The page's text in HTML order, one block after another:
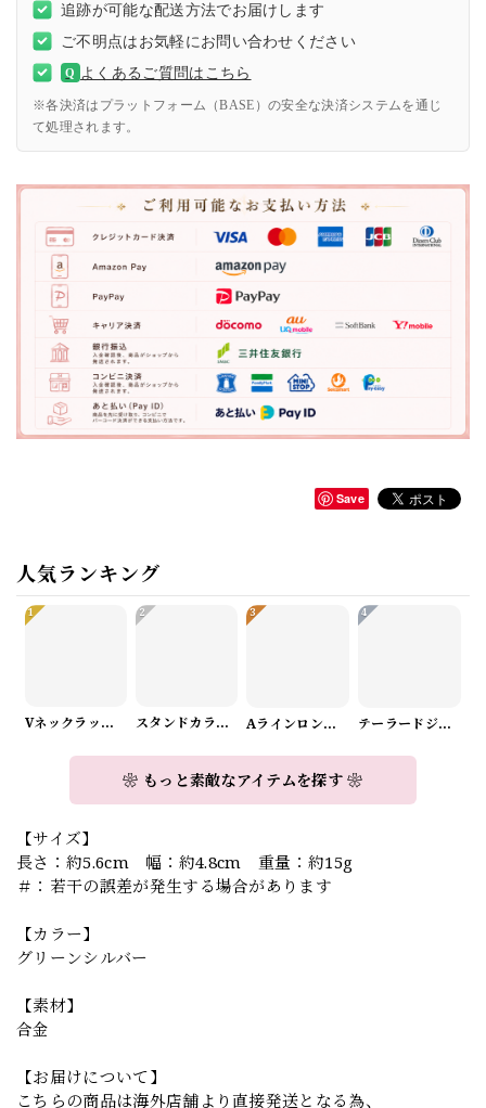
追跡が可能な配送方法でお届けします
ご不明点はお気軽にお問い合わせください
Q よくあるご質問はこちら
※各決済はプラットフォーム（BASE）の安全な決済システムを通じ
て処理されます。
Save
人気ランキング
1
Vネックラップデザインニット（3color） A1008
2
スタンドカラーロングスリーブリボンブラウス（3color） A1126
3
Aラインロングワンピース（2color） A0908
4
テーラードジャケット＆ワイドパンツスーツwithスカーフ A0987
❀ もっと素敵なアイテムを探す ❀
【サイズ】
長さ：約5.6cm 幅：約4.8cm 重量：約15g
＃：若干の誤差が発生する場合があります
【カラー】
グリーンシルバー
【素材】
合金
【お届けについて】
こちらの商品は海外店舗より直接発送となる為、